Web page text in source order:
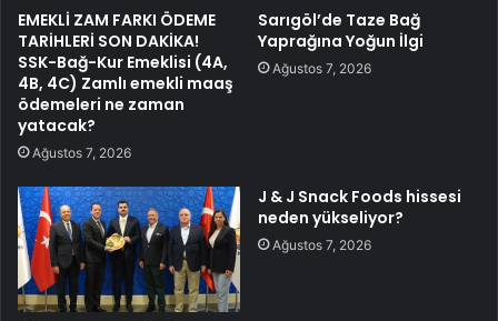
EMEKLİ ZAM FARKI ÖDEME
TARİHLERİ SON DAKİKA!
SSK-Bağ-Kur Emeklisi (4A,
4B, 4C) Zamlı emekli maaş
ödemeleri ne zaman
yatacak?
Ağustos 7, 2026
Sarıgöl’de Taze Bağ
Yaprağına Yoğun İlgi
Ağustos 7, 2026
J & J Snack Foods hissesi
neden yükseliyor?
Ağustos 7, 2026